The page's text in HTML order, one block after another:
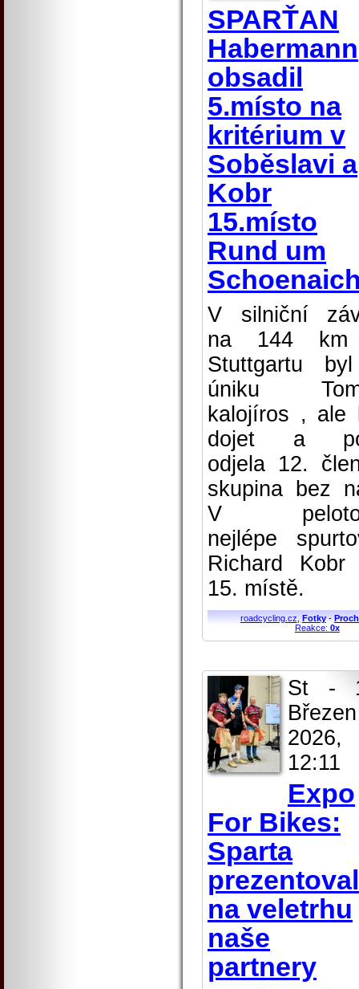
SPARŤAN
Habermann
obsadil
5.místo na
kritérium v
Soběslavi a
Kobr
15.místo
Rund um
V silniční
na 144
Stuttgartu
úniku
kalojíros , ale
dojet a
odjela 12.
skupina bez
V
nejlépe
Richard Kobr
15. místě.
roadcycling.cz Fotky-
Reakce: 0x
St -
Březen
2026,
12:11
Expo
For Bikes:
Sparta
na veletrhu
naše
partnery